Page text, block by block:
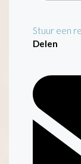
Stuur een
Delen